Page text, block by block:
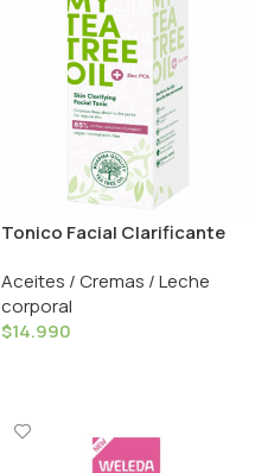
Tonico Facial Clarificante
Alkmene
Aceites / Cremas / Leche
corporal
$14.990